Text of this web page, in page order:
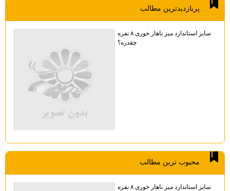
پربازديدترين مطالب
سایز استاندارد میز ناهار خوری ۸ نفره
چقدره؟
محبوب ترين مطالب
سایز استاندارد میز ناهار خوری ۸ نفره